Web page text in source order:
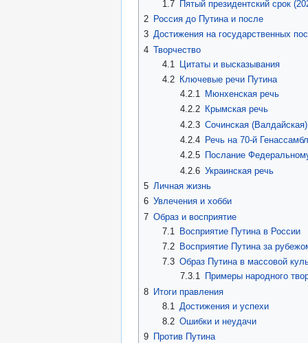
1.7
Пятый президентский срок
2 Россия до Путина и после
3 Достижения на государственных
4 Творчество
4.1
Цитаты и высказывания
4.2
Ключевые речи Путина
4.2.1
Мюнхенская речь
4.2.2 Крымская речь
4.2.3 Сочинская
4.2.4 Речь на 70-й
4.2.5 Послание
4.2.6 Украинская речь
5 Личная жизнь
6 Увлечения и хобби
7 Образ и восприятие
7.1
Восприятие Путина в России
7.2
Восприятие Путина за
7.3 Образ Путина в массовой
7.3.1 Примеры народного
8 Итоги правления
8.1
Достижения и успехи
8.2 Ошибки и неудачи
9 Против Путина